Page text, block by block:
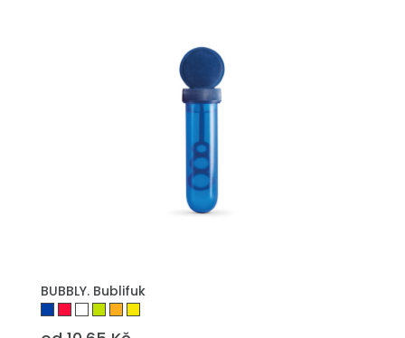
BUBBLY. Bublifuk